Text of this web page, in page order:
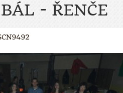
- ŘENČE